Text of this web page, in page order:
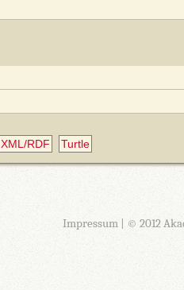
XML/RDF Turtle
Impressum| © 2012